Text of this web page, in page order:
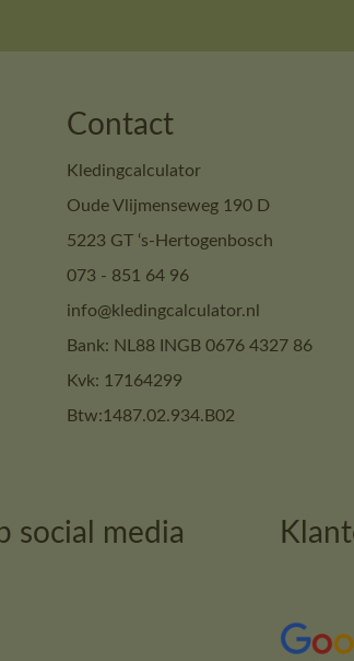
Contact
Kledingcalculator
Oude Vlijmenseweg 190 D
5223 GT ‘s-Hertogenbosch
073 - 851 64 96
info@kledingcalculator.nl
Bank: NL88 INGB 0676 4327 86
Kvk: 17164299
Btw:1487.02.934.B02
social media